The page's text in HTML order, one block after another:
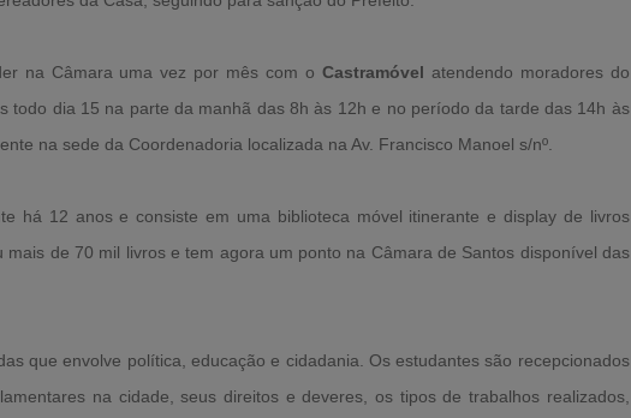
na Câmara uma vez por mês com oCastramóvel atendendo moradores do
todo dia 15 na parte da manhã das 8h às 12h e no período da tarde das 14h às
na sede da Coordenadoria localizada na Av. Francisco Manoel s/nº.
há 12 anos e consiste em uma biblioteca móvel itinerante e display de livros
de 70 mil livros e tem agora um ponto na Câmara de Santos disponível das
que envolve política, educação e cidadania. Os estudantes são recepcionados
na cidade, seus direitos e deveres, os tipos de trabalhos realizados,